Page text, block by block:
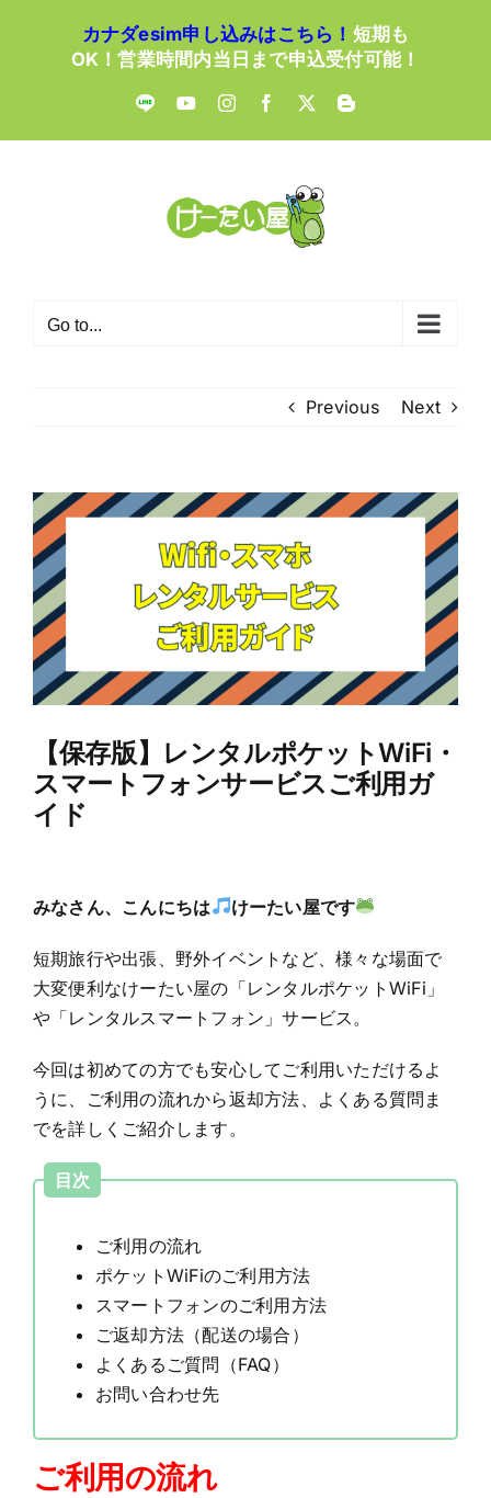
カナダesim申し込みはこちら！ 短期も
OK！営業時間内当日まで申込受付可能！
LINE YouTubeInstagramFacebook
X Blogger
Go to...
Previous Next
View
Larger
Image
【保存版】レンタルポケットWiFi・
スマートフォンサービスご利用ガ
イド
みなさん、こんにちは けーたい屋です
短期旅行や出張、野外イベントなど、様々な場面で
大変便利なけーたい屋の「レンタルポケットWiFi」
や「レンタルスマートフォン」サービス。
今回は初めての方でも安心してご利用いただけるよ
うに、ご利用の流れから返却方法、よくある質問ま
でを詳しくご紹介します。
目次
ご利用の流れ
ポケットWiFiのご利用方法
スマートフォンのご利用方法
ご返却方法（配送の場合）
よくあるご質問（FAQ）
お問い合わせ先
ご利用の流れ